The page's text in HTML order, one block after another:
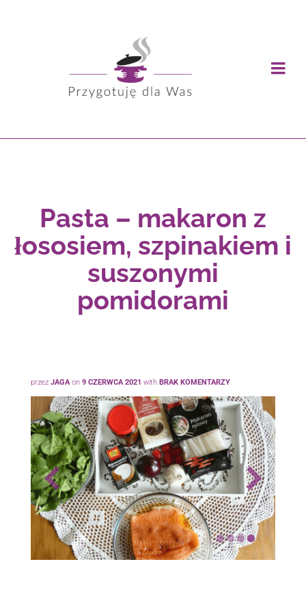
Pasta – makaron z
łososiem, szpinakiem i
suszonymi
pomidorami
przez JAGA on 9 CZERWCA 2021 with BRAK KOMENTARZY